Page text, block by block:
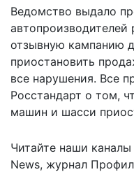
Ведомство выдало
автопроизводителей
отзывную кампанию
приостановить
все нарушения. Все
Росстандарт о том,
машин и шасси
Читайте наши каналы
News, журнал